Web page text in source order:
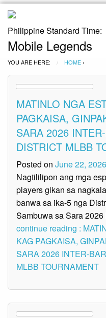
Philippine Standard Time:
Mobile Legends
YOU ARE HERE: HOME ›
MATINLO NGA
PAGKAISA,
SARA 2026
DISTRICT MLBB
Posted on June 22, 2026
Nagtililipon ang mga
players gikan sa
banwa sa ika-5 nga
Sambuwa sa Sara
continue reading :
KAG PAGKAISA,
SARA 2026 INTER-
MLBB TOURNAMENT